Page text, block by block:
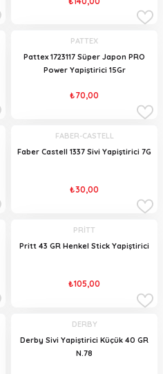
PATTEX
Pattex 1723117 Süper Japon PRO
Power Yapiştirici 15Gr
₺70,00
FABER-CASTELL
Faber Castell 1337 Sivi Yapiştirici 7G
₺30,00
PRİTT
Pritt 43 GR Henkel Stick Yapiştirici
₺105,00
DERBY
Derby Sivi Yapiştirici Küçük 40 GR
N.78